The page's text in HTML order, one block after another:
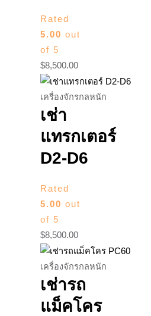
Rated
5.00 out
of 5
$8,500.00
เครื่องจักรกลหนัก
เช่า
แทรกเตอร์
D2-D6
Rated
5.00 out
of 5
$8,500.00
เครื่องจักรกลหนัก
เช่ารถ
แม็คโคร